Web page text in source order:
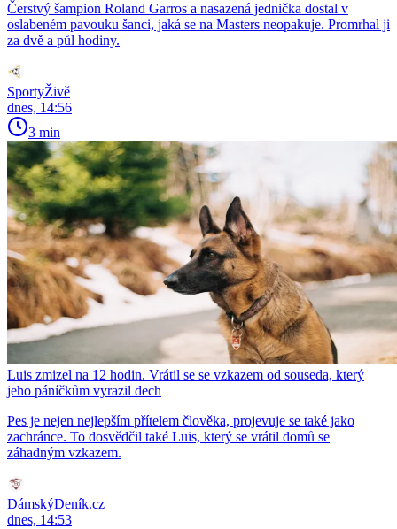
Čerstvý šampion Roland Garros a nasazená jednička dostal v
oslabeném pavouku šanci, jaká se na Masters neopakuje. Promrhal ji
za dvě a půl hodiny.
SportyŽivě
dnes, 14:56
3 min
Luis zmizel na 12 hodin. Vrátil se se vzkazem od souseda, který
jeho páníčkům vyrazil dech
Pes je nejen nejlepším přítelem člověka, projevuje se také jako
zachránce. To dosvědčil také Luis, který se vrátil domů se
záhadným vzkazem.
DámskýDeník.cz
dnes, 14:53